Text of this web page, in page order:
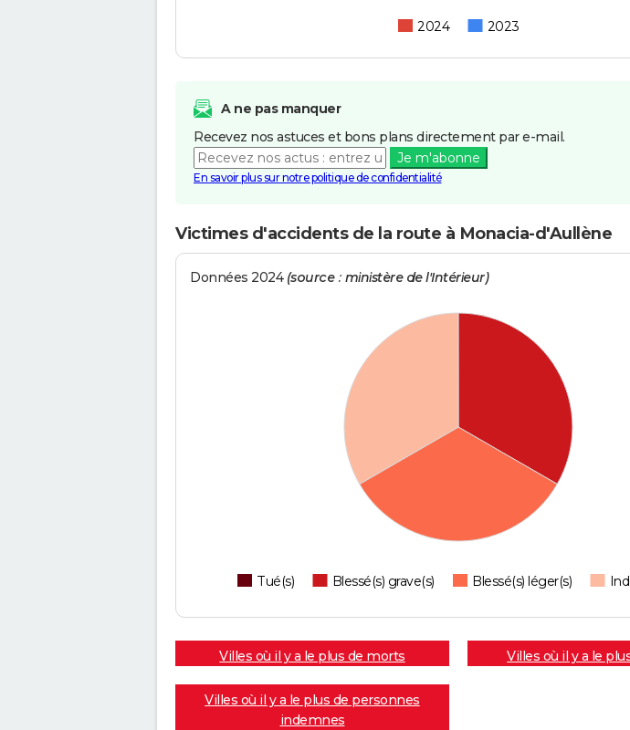
2024 2023
A ne pas manquer
Recevez nos astuces et bons plans directement par e-mail.
Je m'abonne
En savoir plus sur notre politique de confidentialité
Victimes d'accidents de la route à Monacia-d'Aullène
Données 2024 (source : ministère de l'Intérieur)
Tué(s) Blessé(s) grave(s) Blessé(s) léger(s)
Villes où il y a le plus de morts Villes où il y a le
Villes où il y a le plus de personnes
indemnes